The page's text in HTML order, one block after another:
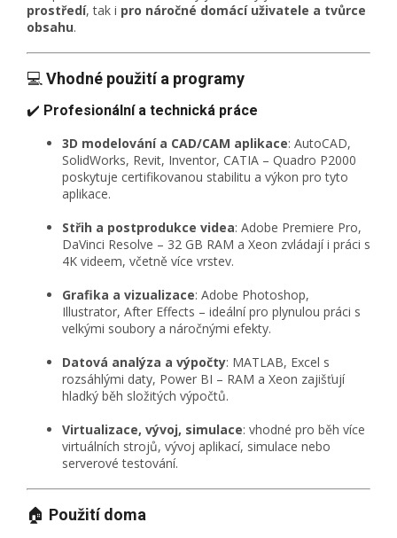
prostředí, tak i pro náročné domácí uživatele a tvůrce
obsahu.
💻Vhodné použití a programy
✔️ Profesionální a technická práce
3D modelování a CAD/CAM aplikace: AutoCAD,
SolidWorks, Revit, Inventor, CATIA – Quadro P2000
poskytuje certifikovanou stabilitu a výkon pro tyto
aplikace.
Střih a postprodukce videa: Adobe Premiere Pro,
DaVinci Resolve – 32 GB RAM a Xeon zvládají i práci s
4K videem, včetně více vrstev.
Grafika a vizualizace: Adobe Photoshop,
Illustrator, After Effects – ideální pro plynulou práci s
velkými soubory a náročnými efekty.
Datová analýza a výpočty: MATLAB, Excel s
rozsáhlými daty, Power BI – RAM a Xeon zajišťují
hladký běh složitých výpočtů.
Virtualizace, vývoj, simulace: vhodné pro běh více
virtuálních strojů, vývoj aplikací, simulace nebo
serverové testování.
🏠 Použití doma